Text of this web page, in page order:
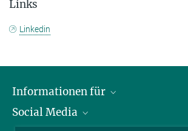
Links
Linkedin
Informationen für
Wissenschaftlerinnen und Wissenschaftler
Social Media